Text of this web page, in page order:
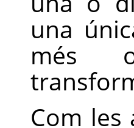
una
més
Com les